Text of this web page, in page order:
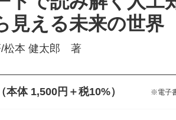
見える未来の世界
松本 健太郎 著
（本体 1,500円＋税10%） ※電子